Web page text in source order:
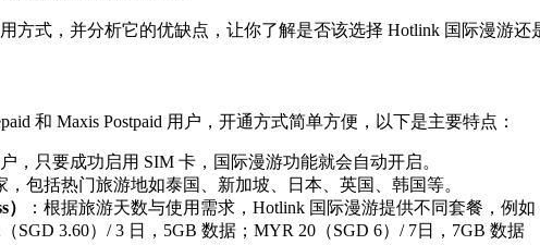
方式，并分析它的优缺点，让你了解是否该选择 Hotlink 国际漫游还
和 Maxis Postpaid 用户，开通方式简单方便，以下是主要特点：
，只要成功启用 SIM 卡，国际漫游功能就会自动开启。
，包括热门旅游地如泰国、新加坡、日本、英国、韩国等。
：根据旅游天数与使用需求，Hotlink 国际漫游提供不同套餐，例如
（SGD 3.60）/ 3 日，5GB 数据；MYR 20（SGD 6）/ 7日，7GB 数据